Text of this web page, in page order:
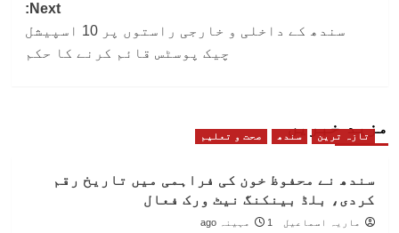
Next:
سندھ کے داخلی و خارجی راستوں پر 10 اسپیشل
چیک پوسٹس قائم کرنے کا حکم
مزید خبریں
تازہ ترین سندھ صحت و تعلیم
سندھ نے محفوظ خون کی فراہمی میں تاریخ رقم
کردی، بلڈ بینکنگ نیٹ ورک فعال
ماریہ اسماعیل 1 مہینہ ago